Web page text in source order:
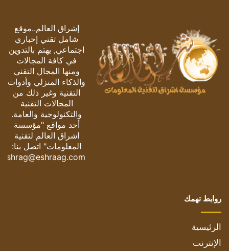
إشراق العالم..موقع
شامل تقني إخباري
اجتماعي, يهتم بالتدوين
في كافة المجالات
ومنها المجال التقني
والذكاء المنزلي وأدوات
التقنية وغير ذلك من
المجالات التقنية
والتكنولوجية والعامة.
أحد مواقع "مؤسسة
اشراق العالم لتقنية
المعلومات" اتصل بنا:
eshrag@eshraag.com
روابط تهمك
الرئيسية
الإنترنت